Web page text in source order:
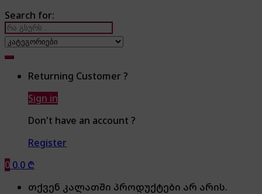
Search for:
Returning Customer ?
Sign in
Don't have an account ?
Register
0 0.0 ₾
თქვენ კალათში პროდუქტები არ არის.